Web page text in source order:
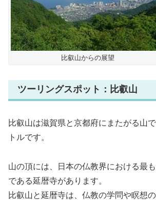
比叡山からの展望
ツーリングスポット：比叡山
比叡山は滋賀県と京都府にまたがる山
トルです。
山の頂には、日本の仏教界における最
である延暦寺があります。
比叡山と延暦寺は、仏教の学問や瞑想